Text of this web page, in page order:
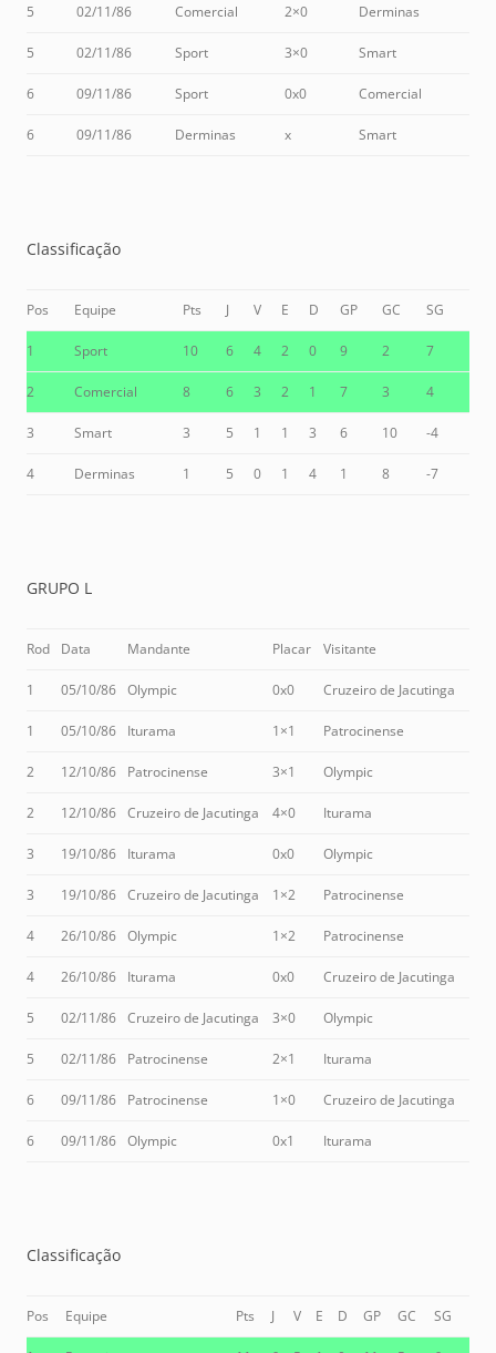
5 02/11/86 Comercial 2×0 Derminas
5 02/11/86 Sport 3×0 Smart
6 09/11/86 Sport 0x0 Comercial
6 09/11/86 Derminas x Smart
Classificação
Pos Equipe Pts J V E D GP GC SG
1 Sport 10 6 4 2 0 9 2 7
2 Comercial 8 6 3 2 1 7 3 4
3 Smart 3 5 1 1 3 6 10 -4
4 Derminas 1 5 0 1 4 1 8 -7
GRUPO L
Rod Data Mandante Placar Visitante
1 05/10/86 Olympic 0x0 Cruzeiro de Jacutinga
1 05/10/86 Iturama 1×1 Patrocinense
2 12/10/86 Patrocinense 3×1 Olympic
2 12/10/86 Cruzeiro de Jacutinga 4×0 Iturama
3 19/10/86 Iturama 0x0 Olympic
3 19/10/86 Cruzeiro de Jacutinga 1×2 Patrocinense
4 26/10/86 Olympic 1×2 Patrocinense
4 26/10/86 Iturama 0x0 Cruzeiro de Jacutinga
5 02/11/86 Cruzeiro de Jacutinga 3×0 Olympic
5 02/11/86 Patrocinense 2×1 Iturama
6 09/11/86 Patrocinense 1×0 Cruzeiro de Jacutinga
6 09/11/86 Olympic 0x1 Iturama
Classificação
Pos Equipe Pts J V E D GP GC SG